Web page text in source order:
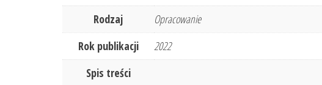
Rodzaj
Opracowanie
Rok publikacji
2022
Spis treści